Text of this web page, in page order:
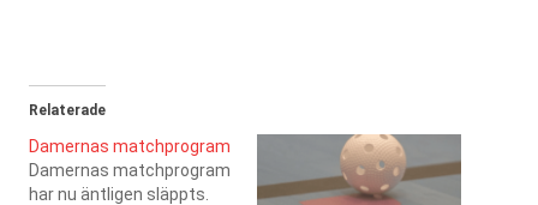
Relaterade
Damernas matchprogram
Damernas matchprogram
har nu äntligen släppts.